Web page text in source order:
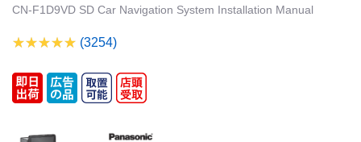
CN-F1D9VD SD Car Navigation System Installation Manual
(3254)